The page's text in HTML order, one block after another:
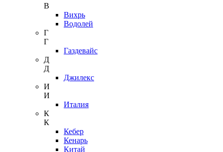
В
Вихрь
Водолей
Г
Г
Газдевайс
Д
Д
Джилекс
И
И
Италия
К
К
Кебер
Кенарь
Китай